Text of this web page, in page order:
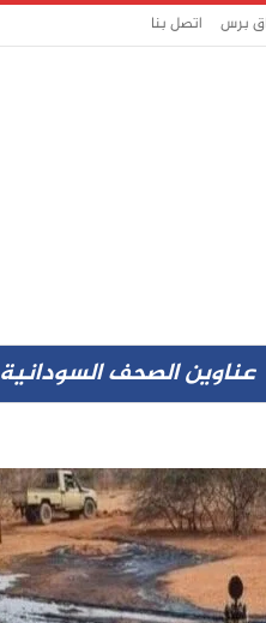
برس اتصل بنا
عناوين الصحف السودانية